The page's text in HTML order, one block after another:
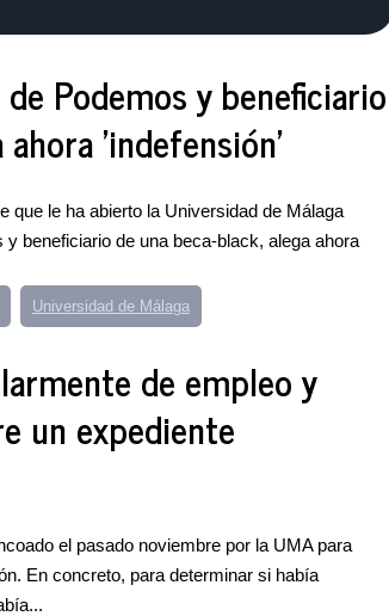
Podemos y beneficiario
ahora 'indefensión'
que le ha abierto la Universidad de Málaga
beneficiario de una beca-black, alega ahora
Universidad de Málaga
de empleo y
un expediente
el pasado noviembre por la UMA para
En concreto, para determinar si había